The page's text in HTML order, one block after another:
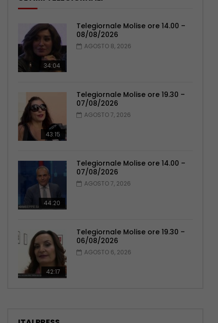
34:04
Telegiornale Molise ore 14.00 –
08/08/2026
AGOSTO 8, 2026
43:15
Telegiornale Molise ore 19.30 –
07/08/2026
AGOSTO 7, 2026
44:20
Telegiornale Molise ore 14.00 –
07/08/2026
AGOSTO 7, 2026
42:17
Telegiornale Molise ore 19.30 –
06/08/2026
AGOSTO 6, 2026